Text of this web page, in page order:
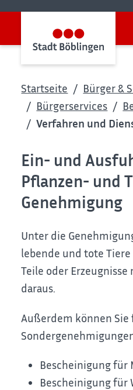
Startseite
Bürger &
Bürgerservices
Verfahren und
Ein- und
Pflanzen- und
Genehmigung
Unter die
lebende und tote
Teile oder
daraus.
Außerdem können Sie
Bescheinigung
Bescheinigung für